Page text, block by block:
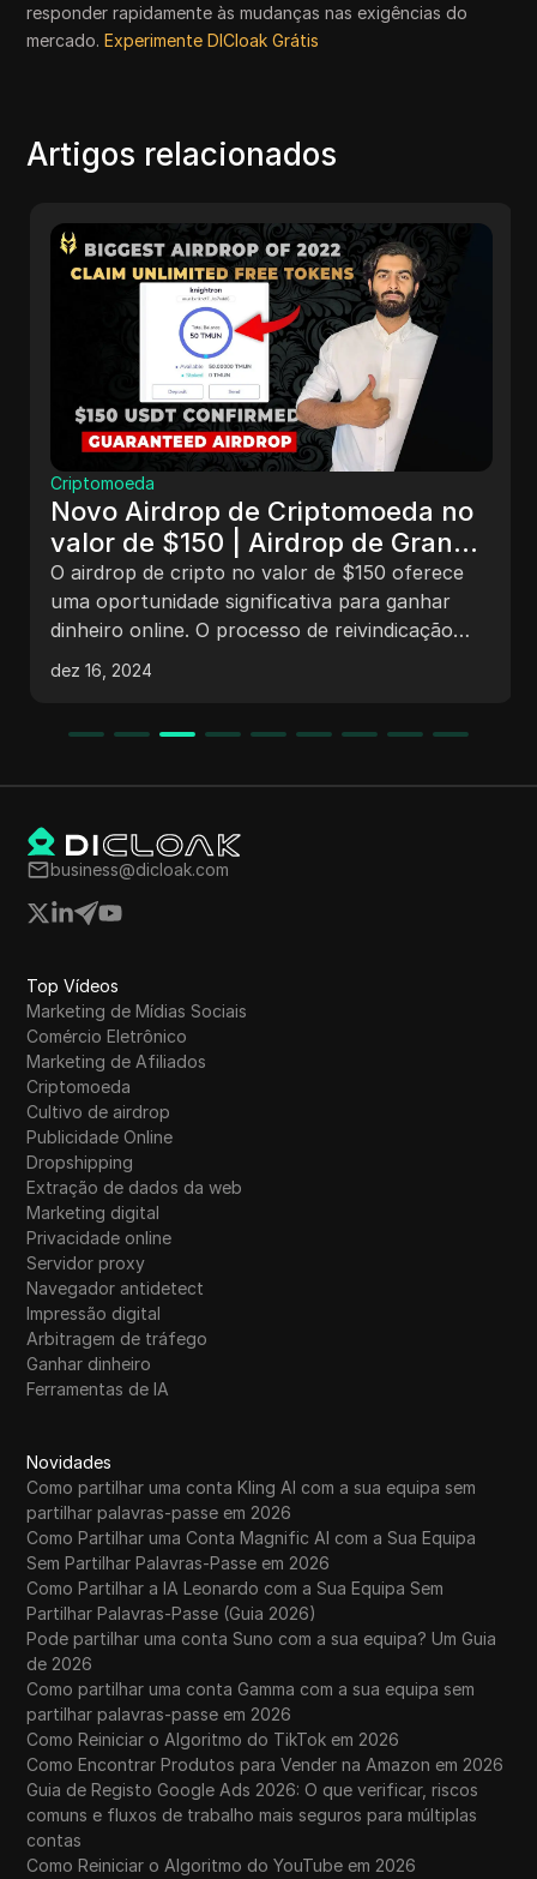
responder rapidamente às mudanças nas exigências do
mercado.Experimente DICloak Grátis
Artigos relacionados
Criptomoeda
Novo Airdrop de Criptomoeda no
valor de $150 | Airdrop de Grande
Lucro Hoje | Ganhe Dinheiro
Online
O airdrop de cripto no valor de $150 oferece
uma oportunidade significativa para ganhar
dinheiro online. O processo de reivindicação
envolve a configuração da carteira Kepler,
conexão à Moon Network e a realização de
perder informações importantes.
dez 16, 2024
business@dicloak.com
Top Vídeos
Marketing de Mídias Sociais
Comércio Eletrônico
Marketing de Afiliados
Criptomoeda
Cultivo de airdrop
Publicidade Online
Dropshipping
Extração de dados da web
Marketing digital
Privacidade online
Servidor proxy
Navegador antidetect
Impressão digital
Arbitragem de tráfego
Ganhar dinheiro
Ferramentas de IA
Novidades
Como partilhar uma conta Kling AI com a sua equipa sem
partilhar palavras-passe em 2026
Como Partilhar uma Conta Magnific AI com a Sua Equipa
Sem Partilhar Palavras-Passe em 2026
Como Partilhar a IA Leonardo com a Sua Equipa Sem
Partilhar Palavras-Passe (Guia 2026)
Pode partilhar uma conta Suno com a sua equipa? Um Guia
de 2026
Como partilhar uma conta Gamma com a sua equipa sem
partilhar palavras-passe em 2026
Como Reiniciar o Algoritmo do TikTok em 2026
Como Encontrar Produtos para Vender na Amazon em 2026
Guia de Registo Google Ads 2026: O que verificar, riscos
comuns e fluxos de trabalho mais seguros para múltiplas
contas
Como Reiniciar o Algoritmo do YouTube em 2026